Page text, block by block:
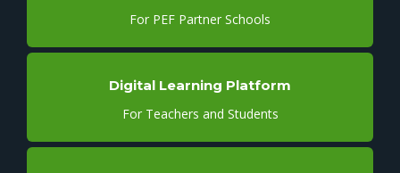
For PEF Partner Schools
Digital Learning Platform
For Teachers and Students